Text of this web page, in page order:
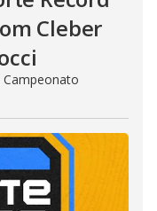
Cleber
Campeonato